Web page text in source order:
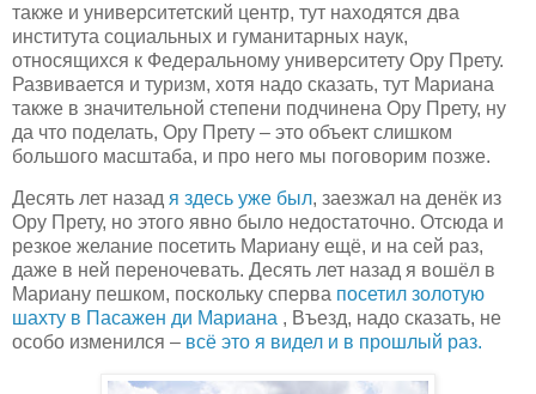
также и университетский центр, тут находятся два
института социальных и гуманитарных наук,
относящихся к Федеральному университету Ору Прету.
Развивается и туризм, хотя надо сказать, тут Мариана
также в значительной степени подчинена Ору Прету, ну
да что поделать, Ору Прету – это объект слишком
большого масштаба, и про него мы поговорим позже.
Десять лет назад я здесь уже был, заезжал на денёк из
Ору Прету, но этого явно было недостаточно. Отсюда и
резкое желание посетить Мариану ещё, и на сей раз,
даже в ней переночевать. Десять лет назад я вошёл в
Мариану пешком, поскольку сперва посетил золотую
шахту в Пасажен ди Мариана , Въезд, надо сказать, не
особо изменился – всё это я видел и в прошлый раз.